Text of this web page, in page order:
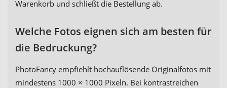
Warenkorb und schließt die Bestellung ab.
Welche Fotos eignen sich am besten für
die Bedruckung?
PhotoFancy empfiehlt hochauflösende Originalfotos mit
mindestens 1000 × 1000 Pixeln. Bei kontrastreichen